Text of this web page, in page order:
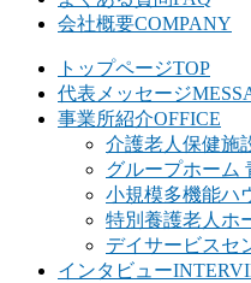
会社概要COMPANY
トップページTOP
代表メッセージ
事業所紹介OFFICE
介護老人保健施
グループホーム
小規模多機能ハ
特別養護老人ホ
デイサービスセ
インタビュー